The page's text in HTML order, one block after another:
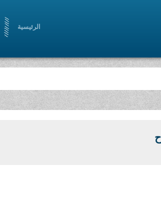
الرئيسية